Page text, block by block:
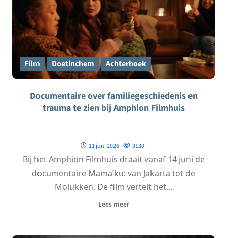
Film Doetinchem Achterhoek
Documentaire over familiegeschiedenis en
trauma te zien bij Amphion Filmhuis
11 juni 2026 3130
Bij het Amphion Filmhuis draait vanaf 14 juni de
documentaire Mama’ku: van Jakarta tot de
Molukken. De film vertelt het...
Lees meer